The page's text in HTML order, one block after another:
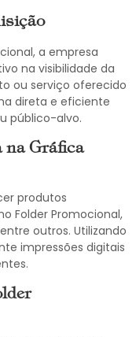
a empresa
na visibilidade da
ou serviço oferecido
direta e eficiente
público-alvo.
na Gráfica
produtos
Folder Promocional,
outros. Utilizando
impressões digitais